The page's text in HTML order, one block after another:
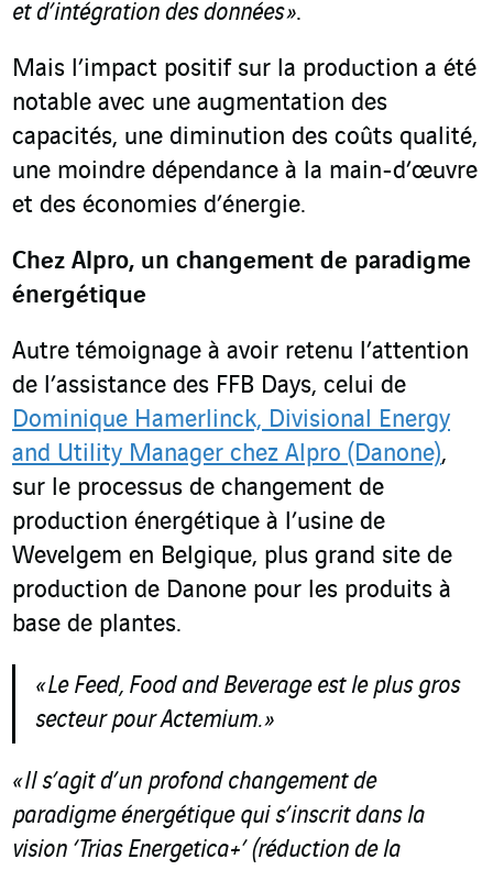
et d’intégration des données ».
Mais l’impact positif sur la production a été
notable avec une augmentation des
capacités, une diminution des coûts qualité,
une moindre dépendance à la main-d’œuvre
et des économies d’énergie.
Chez Alpro, un changement de paradigme
énergétique
Autre témoignage à avoir retenu l’attention
de l’assistance des FFB Days, celui de
Dominique Hamerlinck, Divisional Energy
and Utility Manager chez Alpro (Danone),
sur le processus de changement de
production énergétique à l’usine de
Wevelgem en Belgique, plus grand site de
production de Danone pour les produits à
base de plantes.
« Le Feed, Food and Beverage est le plus gros
secteur pour Actemium. »
« Il s’agit d’un profond changement de
paradigme énergétique qui s’inscrit dans la
vision ‘Trias Energetica+’ (réduction de la